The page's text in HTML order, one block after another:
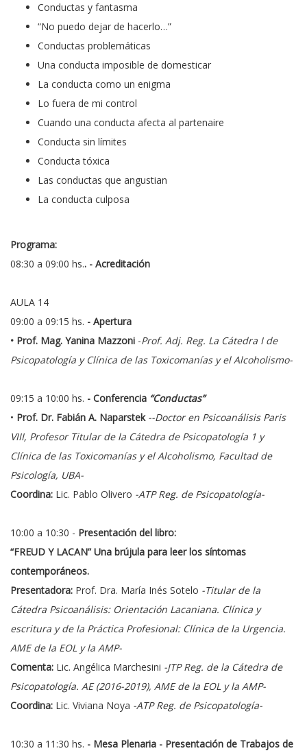
Conductas y fantasma
“No puedo dejar de hacerlo…”
Conductas problemáticas
Una conducta imposible de domesticar
La conducta como un enigma
Lo fuera de mi control
Cuando una conducta afecta al partenaire
Conducta sin límites
Conducta tóxica
Las conductas que angustian
La conducta culposa
Programa:
08:30 a 09:00 hs.. - Acreditación
AULA 14
09:00 a 09:15 hs. - Apertura
• Prof. Mag. Yanina Mazzoni -Prof. Adj. Reg. La Cátedra I de
Psicopatología y Clínica de las Toxicomanías y el Alcoholismo-
09:15 a 10:00 hs. - Conferencia “Conductas”
• Prof. Dr. Fabián A. Naparstek --Doctor en Psicoanálisis Paris
VIII, Profesor Titular de la Cátedra de Psicopatología 1 y
Clínica de las Toxicomanías y el Alcoholismo, Facultad de
Psicología, UBA-
Coordina: Lic. Pablo Olivero -ATP Reg. de Psicopatología-
10:00 a 10:30 - Presentación del libro:
“FREUD Y LACAN” Una brújula para leer los síntomas
contemporáneos.
Presentadora: Prof. Dra. María Inés Sotelo -Titular de la
Cátedra Psicoanálisis: Orientación Lacaniana. Clínica y
escritura y de la Práctica Profesional: Clínica de la Urgencia.
AME de la EOL y la AMP-
Comenta: Lic. Angélica Marchesini -JTP Reg. de la Cátedra de
Psicopatología. AE (2016-2019), AME de la EOL y la AMP-
Coordina: Lic. Viviana Noya -ATP Reg. de Psicopatología-
10:30 a 11:30 hs. - Mesa Plenaria - Presentación de Trabajos de